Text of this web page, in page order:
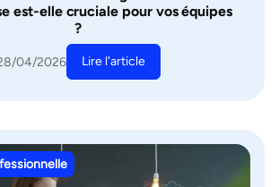
est-elle cruciale pour vos équipes
?
04/2026 Lire l'article